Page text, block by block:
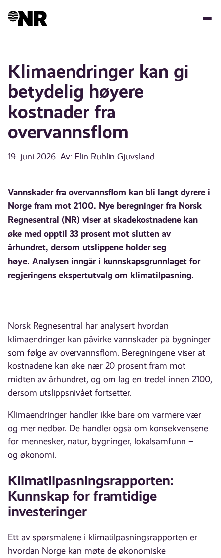
Klimaendringer kan gi
betydelig høyere
kostnader fra
overvannsflom
19. juni 2026. Av: Elin Ruhlin Gjuvsland
Vannskader fra overvannsflom kan bli langt dyrere i
Norge fram mot 2100. Nye beregninger fra Norsk
Regnesentral (NR) viser at skadekostnadene kan
øke med opptil 33 prosent mot slutten av
århundret, dersom utslippene holder seg
høye. Analysen inngår i kunnskapsgrunnlaget for
regjeringens ekspertutvalg om klimatilpasning.
Norsk Regnesentral har analysert hvordan
klimaendringer kan påvirke vannskader på bygninger
som følge av overvannsflom. Beregningene viser at
kostnadene kan øke nær 20 prosent fram mot
midten av århundret, og om lag en tredel innen 2100,
dersom utslippsnivået fortsetter.
Klimaendringer handler ikke bare om varmere vær
og mer nedbør. De handler også om konsekvensene
for mennesker, natur, bygninger, lokalsamfunn –
og økonomi.
Klimatilpasningsrapporten:
Kunnskap for framtidige
investeringer
Ett av spørsmålene i klimatilpasningsrapporten er
hvordan Norge kan møte de økonomiske